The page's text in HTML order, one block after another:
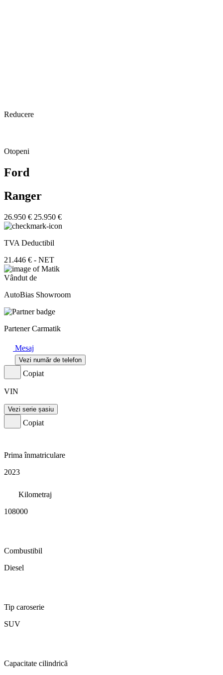
Reducere
Otopeni
Ford
Ranger
26.950 € 25.950 €
TVA Deductibil
21.446 € - NET
Vândut de
AutoBias Showroom
Partener Carmatik
Mesaj
Vezi număr de telefon
Copiat
VIN
Vezi serie șasiu
Copiat
Prima înmatriculare
2023
Kilometraj
108000
Combustibil
Diesel
Tip caroserie
SUV
Capacitate cilindrică